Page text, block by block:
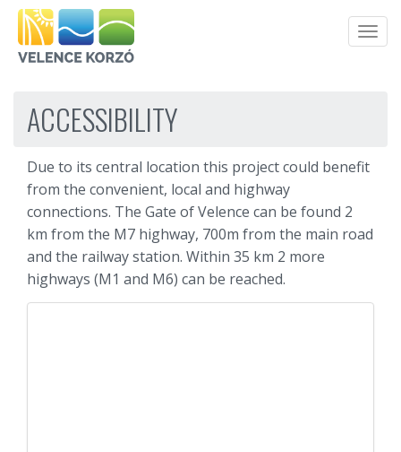
ACCESSIBILITY
Due to its central location this project could benefit
from the convenient, local and highway
connections. The Gate of Velence can be found 2
km from the M7 highway, 700m from the main road
and the railway station. Within 35 km 2 more
highways (M1 and M6) can be reached.